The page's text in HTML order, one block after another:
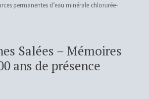
permanentes d’eau minérale chlorurée-
Salées – Mémoires
ans de présence